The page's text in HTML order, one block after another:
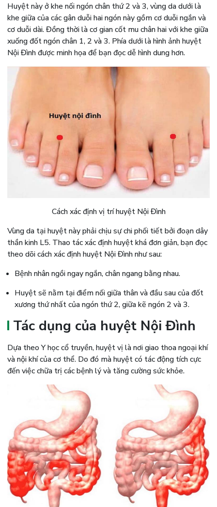
Huyệt này ở khe nối ngón chân thứ 2 và 3, vùng da dưới là
khe giữa của các gân duỗi hai ngón này gồm cơ duỗi ngắn và
cơ duỗi dài. Đồng thời là cơ gian cốt mu chân hai với khe giữa
xuống đốt ngón chân 1, 2 và 3. Phía dưới là hình ảnh huyệt
Nội Đình được minh họa để bạn đọc dễ hình dung hơn.
Cách xác định vị trí huyệt Nội Đình
Vùng da tại huyệt này phải chịu sự chi phối tiết bởi đoạn dây
thần kinh L5. Thao tác xác định huyệt khá đơn giản, bạn đọc
theo dõi cách xác định huyệt Nội Đình như sau:
Bệnh nhân ngồi ngay ngắn, chân ngang bằng nhau.
Huyệt sẽ nằm tại điểm nối giữa thân và đầu sau của đốt
xương thứ nhất của ngón thứ 2, giữa kẽ ngón 2 và 3.
Tác dụng của huyệt Nội Đình
Dựa theo Y học cổ truyền, huyệt vị là nơi giao thoa ngoại khí
và nội khí của cơ thể. Do đó mà huyệt có tác động tích cực
đến việc chữa trị các bệnh lý và tăng cường sức khỏe.